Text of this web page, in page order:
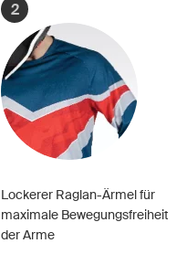
2
Lockerer Raglan-Ärmel für
maximale Bewegungsfreiheit
der Arme